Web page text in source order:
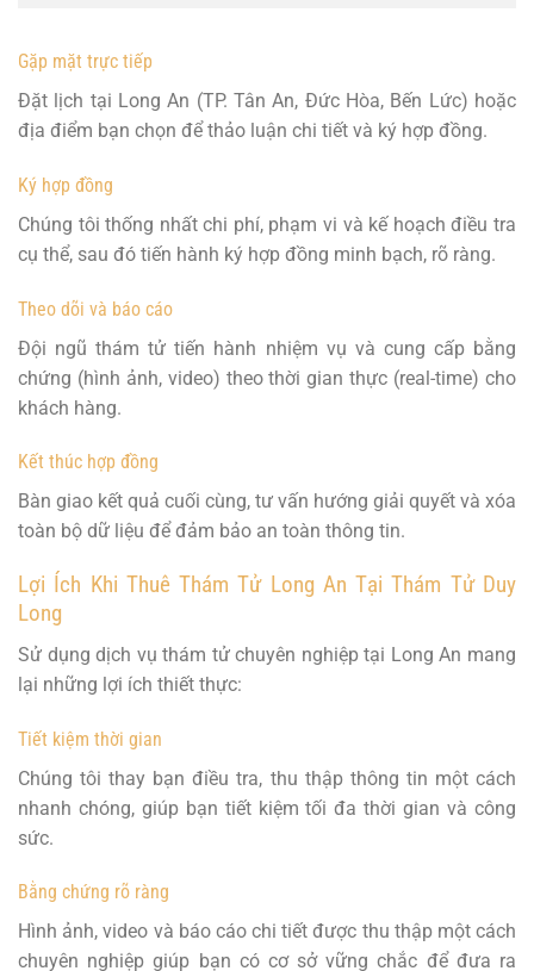
Gặp mặt trực tiếp
Đặt lịch tại Long An (TP. Tân An, Đức Hòa, Bến Lức) hoặc
địa điểm bạn chọn để thảo luận chi tiết và ký hợp đồng.
Ký hợp đồng
Chúng tôi thống nhất chi phí, phạm vi và kế hoạch điều tra
cụ thể, sau đó tiến hành ký hợp đồng minh bạch, rõ ràng.
Theo dõi và báo cáo
Đội ngũ thám tử tiến hành nhiệm vụ và cung cấp bằng
chứng (hình ảnh, video) theo thời gian thực (real-time) cho
khách hàng.
Kết thúc hợp đồng
Bàn giao kết quả cuối cùng, tư vấn hướng giải quyết và xóa
toàn bộ dữ liệu để đảm bảo an toàn thông tin.
Lợi Ích Khi Thuê Thám Tử Long An Tại Thám Tử Duy
Long
Sử dụng dịch vụ thám tử chuyên nghiệp tại Long An mang
lại những lợi ích thiết thực:
Tiết kiệm thời gian
Chúng tôi thay bạn điều tra, thu thập thông tin một cách
nhanh chóng, giúp bạn tiết kiệm tối đa thời gian và công
sức.
Bằng chứng rõ ràng
Hình ảnh, video và báo cáo chi tiết được thu thập một cách
chuyên nghiệp giúp bạn có cơ sở vững chắc để đưa ra